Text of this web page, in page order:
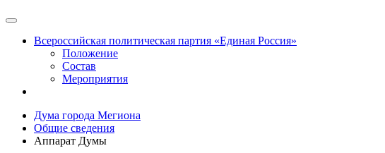
Всероссийская политическая партия «Единая Россия»
Положение
Состав
Мероприятия
Дума города Мегиона
Общие сведения
Аппарат Думы